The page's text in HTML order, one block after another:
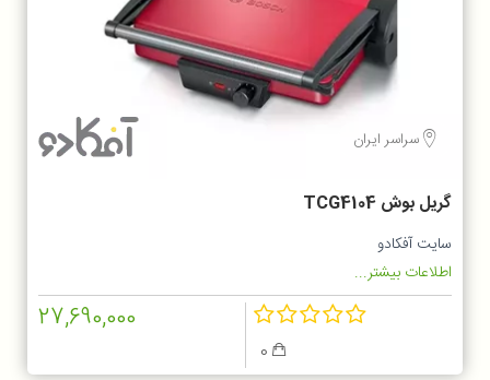
سراسر ایران
گریل بوش TCG4104
سایت آفکادو
اطلاعات بیشتر...
0
27,690,000